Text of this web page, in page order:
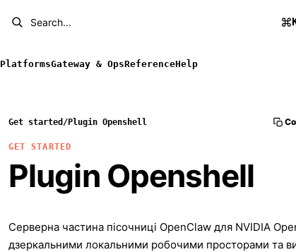
Search...
PlatformsGateway & OpsReferenceHelp
Get started /Plugin Openshell
GET STARTED
Plugin Openshell
Серверна частина пісочниці OpenClaw для NVIDIA
дзеркальними локальними робочими просторами та